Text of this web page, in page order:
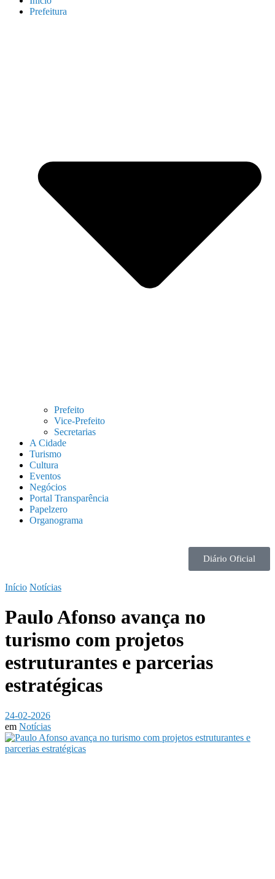
Prefeitura
Prefeito
Vice-Prefeito
Secretarias
A Cidade
Turismo
Cultura
Eventos
Negócios
Portal Transparência
Papelzero
Organograma
Diário Oficial
Início Notícias
Paulo Afonso avança no
turismo com projetos
estruturantes e parcerias
estratégicas
24-02-2026
em Notícias